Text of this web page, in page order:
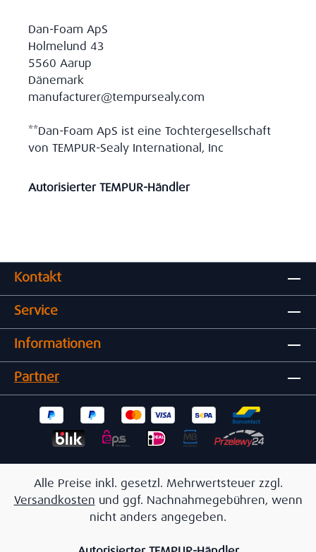
Dan-Foam ApS
Holmelund 43
5560 Aarup
Dänemark
manufacturer@tempursealy.com
**Dan-Foam ApS ist eine Tochtergesellschaft
von TEMPUR-Sealy International, Inc
Autorisierter TEMPUR-Händler
Kontakt
Service
Informationen
Partner
Alle Preise inkl. gesetzl. Mehrwertsteuer zzgl.
Versandkosten und ggf. Nachnahmegebühren, wenn
nicht anders angegeben.